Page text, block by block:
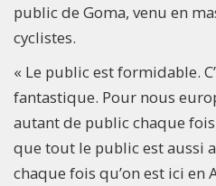
public de Goma, venu en
cyclistes.
« Le public est formidable.
fantastique. Pour nous
autant de public chaque
que tout le public est aussi
chaque fois qu’on est ici en